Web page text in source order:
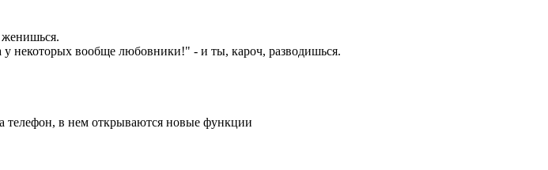
женишься.
некоторых вообще любовники!" - и ты, кароч, разводишься.
телефон, в нем открываются новые функции